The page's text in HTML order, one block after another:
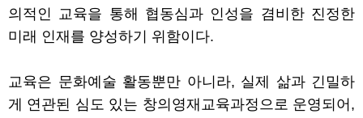
의적인 교육을 통해 협동심과 인성을 겸비한 진정한
미래 인재를 양성하기 위함이다.
교육은 문화예술 활동뿐만 아니라, 실제 삶과 긴밀하
게 연관된 심도 있는 창의영재교육과정으로 운영되어 ,